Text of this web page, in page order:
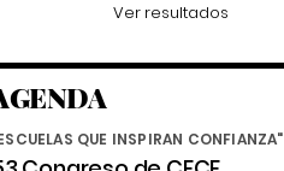
Ver resultados
QUE INSPIRAN CONFIANZA"